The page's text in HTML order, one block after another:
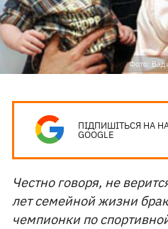
Фото:
ПІДПИШІТЬСЯ НА
GOOGLE
Честно говоря, не
лет семейной жизни
чемпионки по